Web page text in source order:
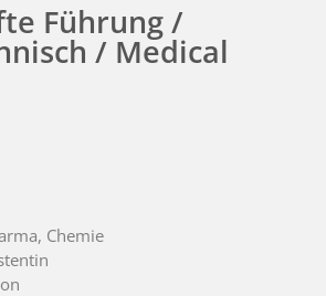
Führung /
/ Medical
Chemie